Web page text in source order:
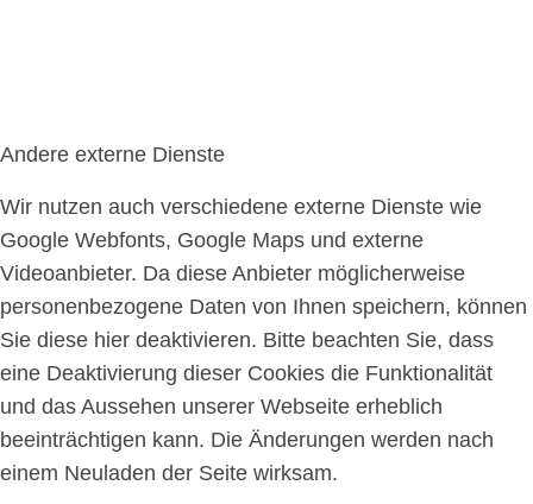
Andere externe Dienste
Wir nutzen auch verschiedene externe Dienste wie
Google Webfonts, Google Maps und externe
Videoanbieter. Da diese Anbieter möglicherweise
personenbezogene Daten von Ihnen speichern, können
Sie diese hier deaktivieren. Bitte beachten Sie, dass
eine Deaktivierung dieser Cookies die Funktionalität
und das Aussehen unserer Webseite erheblich
beeinträchtigen kann. Die Änderungen werden nach
einem Neuladen der Seite wirksam.